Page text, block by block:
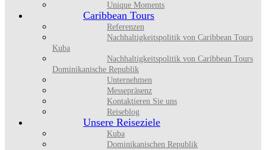
Unique Moments
Caribbean Tours
Referenzen
Nachhaltigkeitspolitik von Caribbean Tours
Kuba
Nachhaltigkeitspolitik von Caribbean Tours
Dominikanische Republik
Unternehmen
Messepräsenz
Kontaktieren Sie uns
Reiseblog
Unsere Reiseziele
Kuba
Dominikanischen Republik